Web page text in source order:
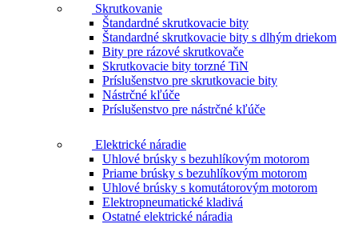
Skrutkovanie
Štandardné skrutkovacie bity
Štandardné skrutkovacie bity s dlhým driekom
Bity pre rázové skrutkovače
Skrutkovacie bity torzné TiN
Príslušenstvo pre skrutkovacie bity
Nástrčné kľúče
Príslušenstvo pre nástrčné kľúče
Elektrické náradie
Uhlové brúsky s bezuhlíkovým motorom
Priame brúsky s bezuhlíkovým motorom
Uhlové brúsky s komutátorovým motorom
Elektropneumatické kladivá
Ostatné elektrické náradia